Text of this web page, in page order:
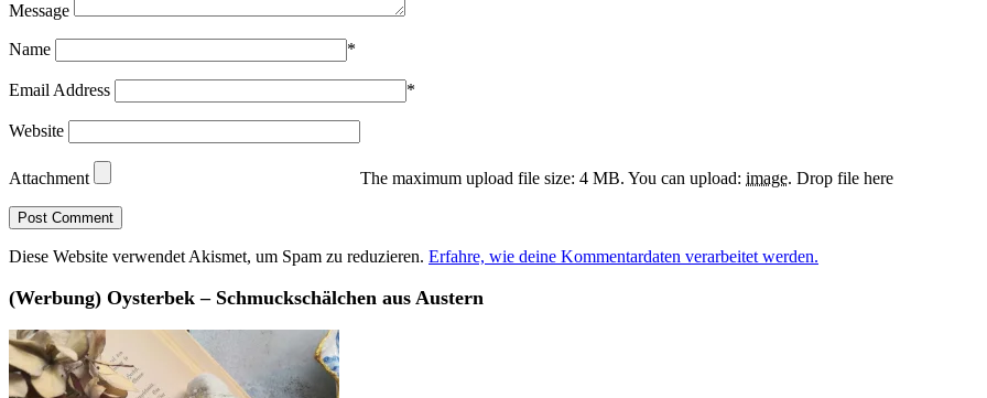
Message
Name *
Email Address *
Website
Attachment The maximum upload file size: 4 MB. You can upload: image. Drop file here
Diese Website verwendet Akismet, um Spam zu reduzieren. Erfahre, wie deine Kommentardaten verarbeitet werden.
(Werbung) Oysterbek – Schmuckschälchen aus Austern